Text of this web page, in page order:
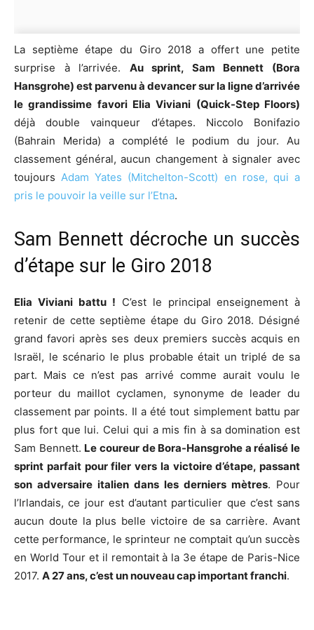
La septième étape du Giro 2018 a offert une petite
surprise à l’arrivée. Au sprint, Sam Bennett (Bora
Hansgrohe) est parvenu à devancer sur la ligne d’arrivée
le grandissime favori Elia Viviani (Quick-Step Floors)
déjà double vainqueur d’étapes. Niccolo Bonifazio
(Bahrain Merida) a complété le podium du jour. Au
classement général, aucun changement à signaler avec
toujours Adam Yates (Mitchelton-Scott) en rose, qui a
pris le pouvoir la veille sur l’Etna.
Sam Bennett décroche un succès
d’étape sur le Giro 2018
Elia Viviani battu ! C’est le principal enseignement à
retenir de cette septième étape du Giro 2018. Désigné
grand favori après ses deux premiers succès acquis en
Israël, le scénario le plus probable était un triplé de sa
part. Mais ce n’est pas arrivé comme aurait voulu le
porteur du maillot cyclamen, synonyme de leader du
classement par points. Il a été tout simplement battu par
plus fort que lui. Celui qui a mis fin à sa domination est
Sam Bennett. Le coureur de Bora-Hansgrohe a réalisé le
sprint parfait pour filer vers la victoire d’étape, passant
son adversaire italien dans les derniers mètres. Pour
l’Irlandais, ce jour est d’autant particulier que c’est sans
aucun doute la plus belle victoire de sa carrière. Avant
cette performance, le sprinteur ne comptait qu’un succès
en World Tour et il remontait à la 3e étape de Paris-Nice
2017. A 27 ans, c’est un nouveau cap important franchi.